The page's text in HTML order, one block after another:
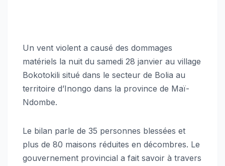
Un vent violent a causé des dommages
matériels la nuit du samedi 28 janvier au village
Bokotokili situé dans le secteur de Bolia au
territoire d’Inongo dans la province de Maï-
Ndombe.
Le bilan parle de 35 personnes blessées et
plus de 80 maisons réduites en décombres. Le
gouvernement provincial a fait savoir à travers